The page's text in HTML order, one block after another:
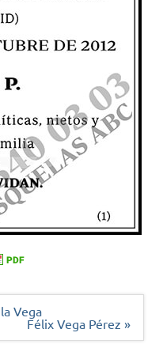
Vega
Félix Vega Pérez »